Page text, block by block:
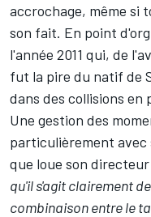
accrochage, même si
son fait. En point
l'année 2011 qui, de
fut la pire du natif de
dans des collisions en
Une gestion des
particulièrement avec
que loue son
qu'il s'agit clairement
combinaison entre le